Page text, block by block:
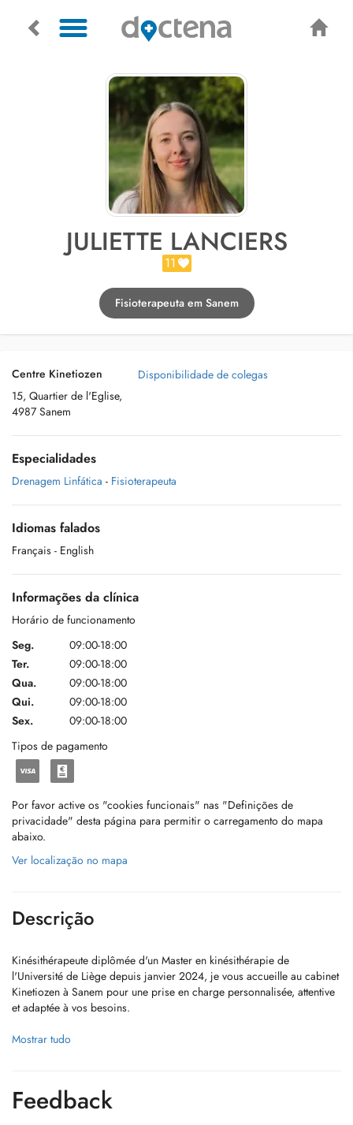
JULIETTE LANCIERS
11
Fisioterapeuta em Sanem
Centre Kinetiozen
15, Quartier de l'Eglise,
4987 Sanem
Disponibilidade de colegas
Especialidades
Drenagem Linfática - Fisioterapeuta
Idiomas falados
Français - English
Informações da clínica
Horário de funcionamento
Seg.
09:00-18:00
Ter.
09:00-18:00
Qua.
09:00-18:00
Qui.
09:00-18:00
Sex.
09:00-18:00
Tipos de pagamento
Por favor active os "cookies funcionais" nas "Definições de
privacidade" desta página para permitir o carregamento do mapa
abaixo.
Ver localização no mapa
Descrição
Kinésithérapeute diplômée d'un Master en kinésithérapie de
l'Université de Liège depuis janvier 2024, je vous accueille au cabinet
Kinetiozen à Sanem pour une prise en charge personnalisée, attentive
et adaptée à vos besoins.
J'accompagne les patients dans leur rééducation fonctionnelle
retrouver leur autonomie et leur qualité de vie.
Mostrar tudo
Feedback